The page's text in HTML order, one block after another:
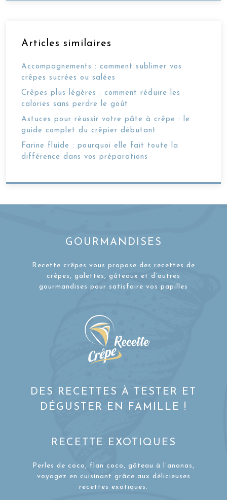
Articles similaires
Accompagnements : comment sublimer vos
crêpes sucrées ou salées
Crêpes plus légères : comment réduire les
calories sans perdre le goût
Astuces pour réussir votre pâte à crêpe : le
guide complet du crêpier débutant
Farine fluide : pourquoi elle fait toute la
différence dans vos préparations
GOURMANDISES
Recette crêpes vous propose des recettes de
crêpes, galettes, gâteaux et d’autres
gourmandises pour satisfaire vos papilles
DES RECETTES À TESTER ET
DÉGUSTER EN FAMILLE !
RECETTE EXOTIQUES
Perles de coco, flan coco, gâteau à l’ananas,
voyagez en cuisinant grâce aux délicieuses
recettes exotiques.